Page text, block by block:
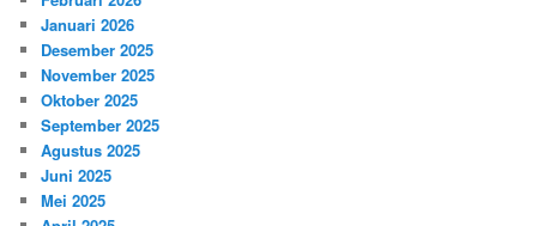
Januari 2026
Desember 2025
November 2025
Oktober 2025
September 2025
Agustus 2025
Juni 2025
Mei 2025